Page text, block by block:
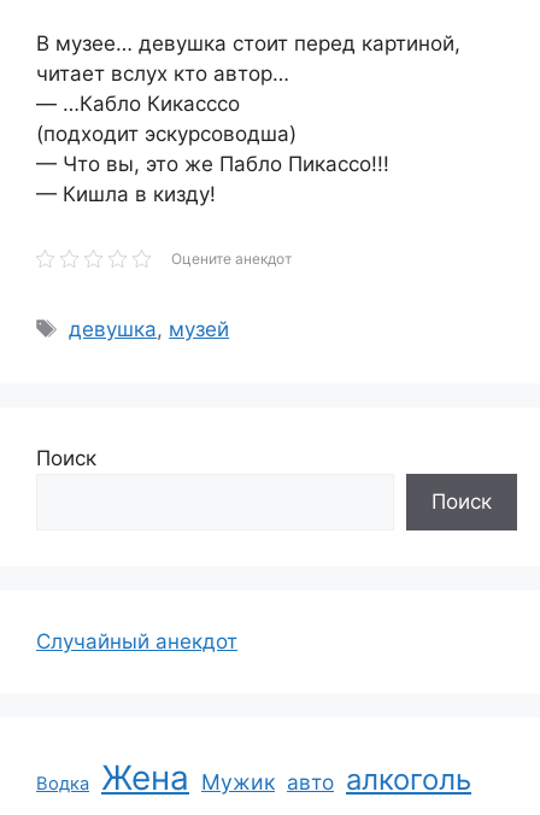
В музее… девушка стоит перед картиной,
читает вслух кто автор…
— …Кабло Кикасссо
(подходит эскурсоводша)
— Что вы, это же Пабло Пикассо!!!
— Кишла в кизду!
Оцените анекдот
Метки
девушка, музей
Поиск
Поиск
Случайный анекдот
Водка Жена Мужик авто алкоголь